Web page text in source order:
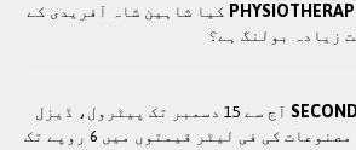
کیا شاہین شاہ آفریدی کے
زیادہ بولنگ ہے؟
آج سے 15 دسمبر تک پیٹرول، ڈیزل
سمیت تمام پیٹرولیم مصنوعات کی فی لیٹر قیمتوں میں 6 روپے تک